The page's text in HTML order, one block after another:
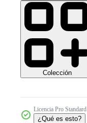
Colección
Licencia Pro Standard
¿Qué es esto?